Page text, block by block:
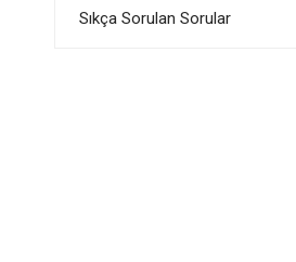
Sıkça Sorulan Sorular